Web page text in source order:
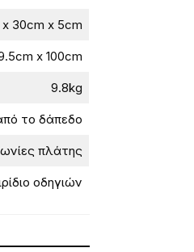
30cm x 5cm
x 100cm
9.8kg
το δάπεδο
πλάτης
οδηγιών